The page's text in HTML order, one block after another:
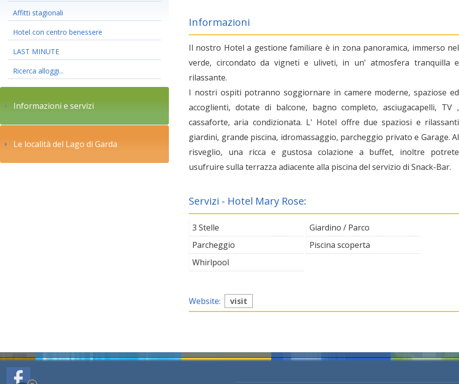
Affitti stagionali
Hotel con centro benessere
LAST MINUTE
Ricerca alloggi...
Informazioni e servizi
Le località del Lago di Garda
Informazioni
Il nostro Hotel a gestione familiare è in zona panoramica, immerso nel
verde, circondato da vigneti e uliveti, in un' atmosfera tranquilla e
rilassante.
I nostri ospiti potranno soggiornare in camere moderne, spaziose ed
accoglienti, dotate di balcone, bagno completo, asciugacapelli, TV ,
cassaforte, aria condizionata. L' Hotel offre due spaziosi e rilassanti
giardini, grande piscina, idromassaggio, parcheggio privato e Garage. Al
risveglio, una ricca e gustosa colazione a buffet, inoltre potrete
usufruire sulla terrazza adiacente alla piscina del servizio di Snack-Bar.
Servizi - Hotel Mary Rose:
3 Stelle
Giardino / Parco
Parcheggio
Piscina scoperta
Whirlpool
Website: visit